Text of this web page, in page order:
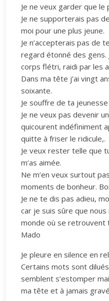
Je ne veux garder que le
Je ne supporterais pas
moi pour une plus jeune.
Je n’accepterais pas de
regard étonné des
corps flétri, raidi par les
Dans ma tête j’ai vingt
soixante.
Je souffre de ta
Je ne veux pas devenir
quicourent indéfiniment
quitte à friser le ridicule,.
Je veux rester telle que
m’as aimée.
Ne m’en veux surtout
moments de bonheur.
Je ne te dis pas adieu,
car je suis sûre que
monde où se retrouvent
Mado
Je pleure en silence en
Certains mots sont
semblent s’estomper
ma tête et à jamais